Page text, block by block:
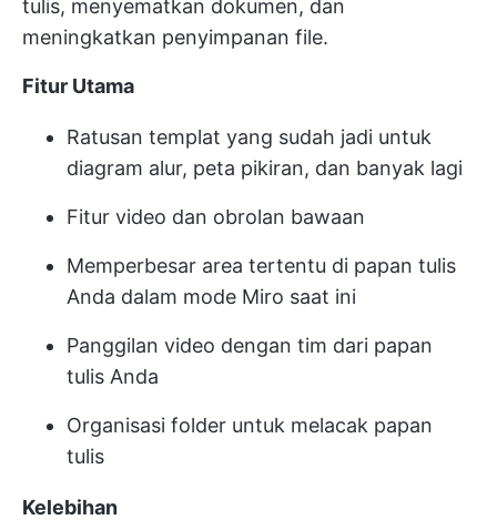
tulis, menyematkan dokumen, dan
meningkatkan penyimpanan file.
Fitur Utama
Ratusan templat yang sudah jadi untuk
diagram alur, peta pikiran, dan banyak lagi
Fitur video dan obrolan bawaan
Memperbesar area tertentu di papan tulis
Anda dalam mode Miro saat ini
Panggilan video dengan tim dari papan
tulis Anda
Organisasi folder untuk melacak papan
tulis
Kelebihan